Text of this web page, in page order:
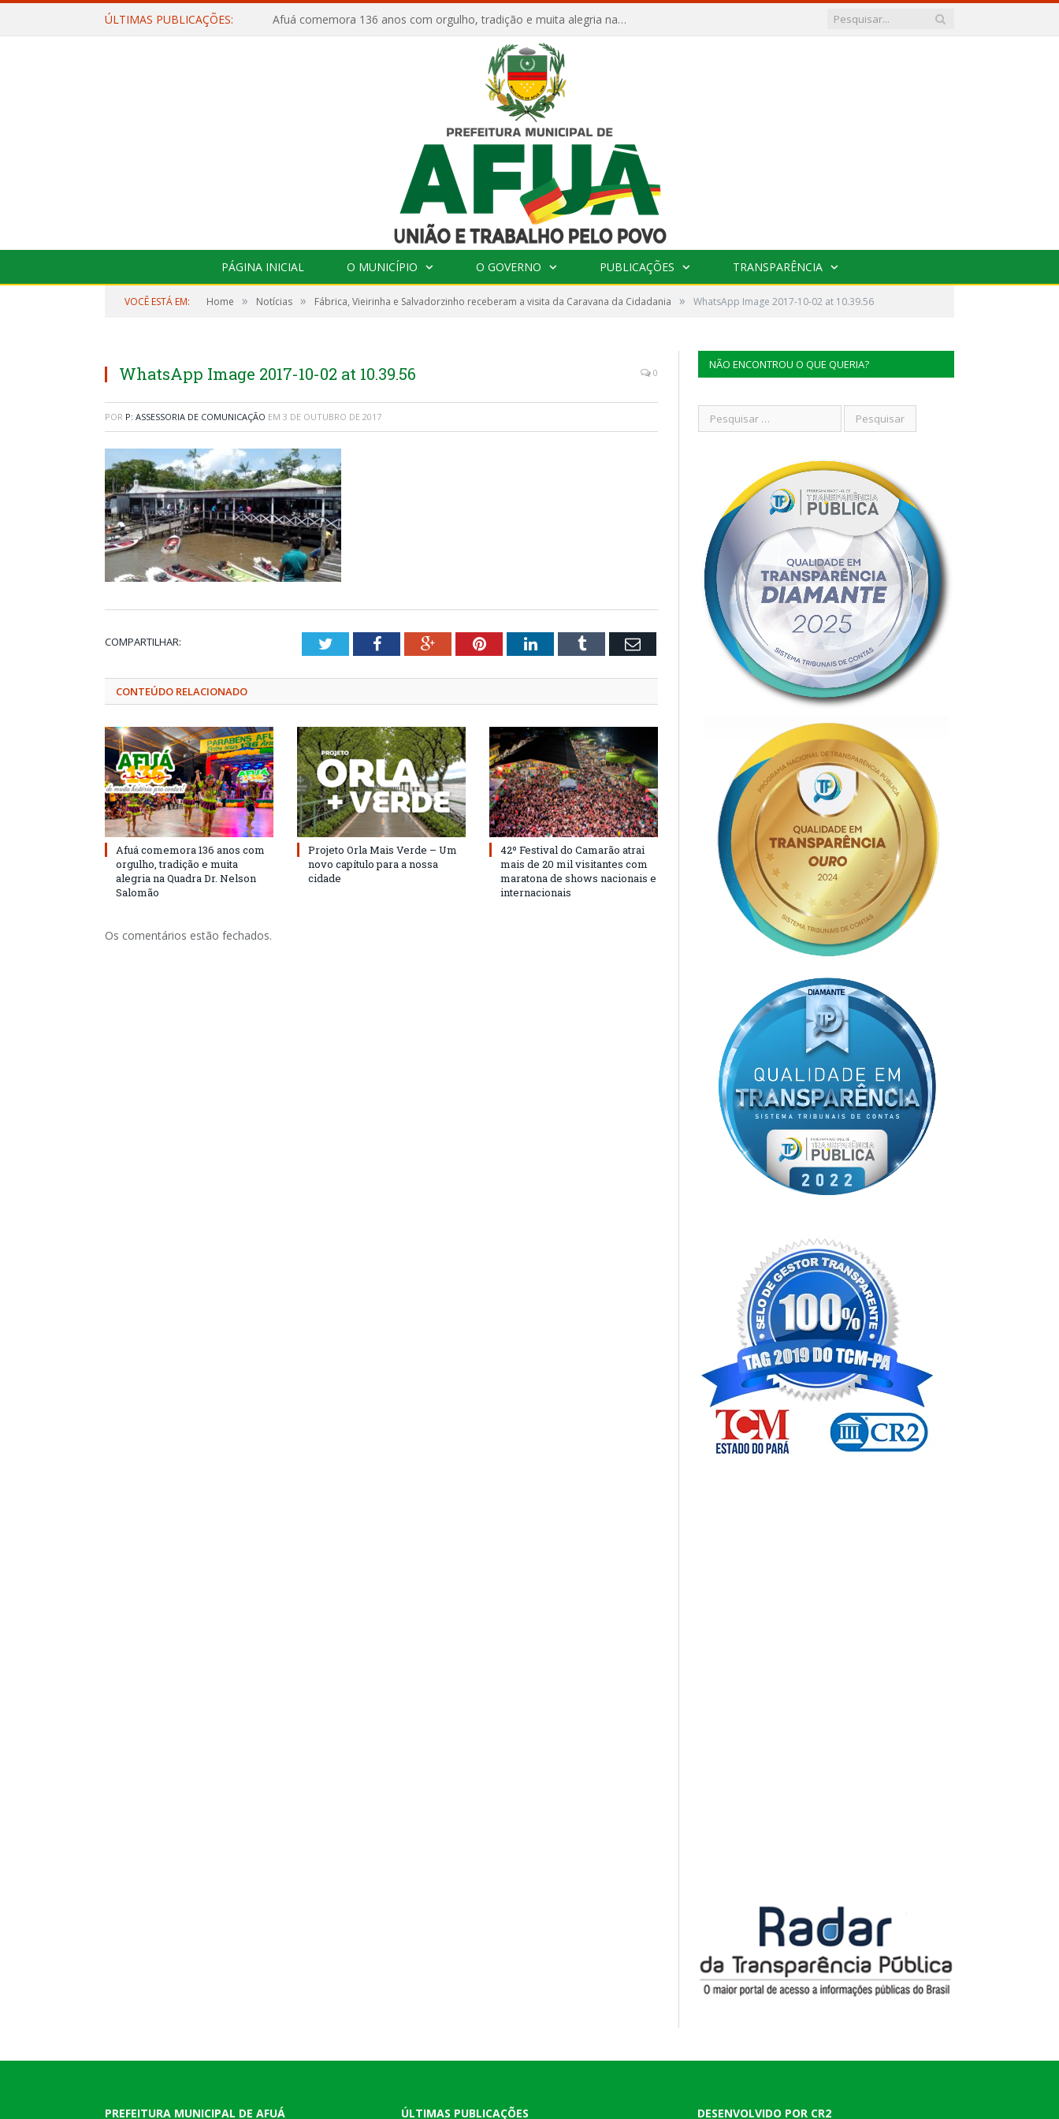
ÚLTIMAS PUBLICAÇÕES: Afuá comemora 136 anos com orgulho, tradição e muita alegria na Quadra Dr. Nelson Salomão
PÁGINA INICIAL O MUNICÍPIO O GOVERNO PUBLICAÇÕES TRANSPARÊNCIA
VOCÊ ESTÁ EM: Home » Notícias » Fábrica, Vieirinha e Salvadorzinho receberam a visita da Caravana da Cidadania » WhatsApp Image 2017-10-02 at 10.39.56
WhatsApp Image 2017-10-02 at 10.39.56 0
POR P: ASSESSORIA DE COMUNICAÇÃO EM 3 DE OUTUBRO DE 2017
COMPARTILHAR: TwitterFacebookGoogle+PinterestLinkedInTumblr Email
CONTEÚDO RELACIONADO
Afuá comemora 136 anos com
orgulho, tradição e muita
alegria na Quadra Dr. Nelson
Salomão
Projeto Orla Mais Verde – Um
novo capítulo para a nossa
cidade
42º Festival do Camarão atrai
mais de 20 mil visitantes com
maratona de shows nacionais e
internacionais
Os comentários estão fechados.
NÃO ENCONTROU O QUE QUERIA?
PREFEITURA MUNICIPAL DE AFUÁ ÚLTIMAS PUBLICAÇÕES DESENVOLVIDO POR CR2